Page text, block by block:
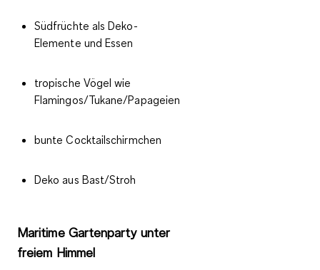
Südfrüchte als Deko-
Elemente und Essen
tropische Vögel wie
Flamingos/Tukane/Papageien
bunte Cocktailschirmchen
Deko aus Bast/Stroh
Maritime Gartenparty unter
freiem Himmel